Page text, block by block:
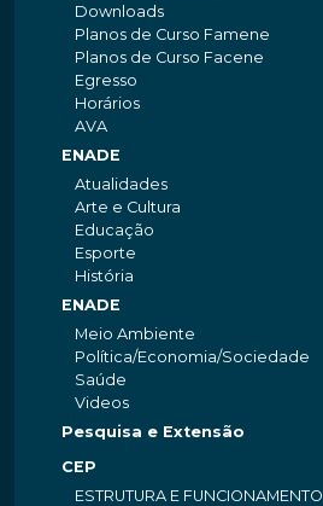
Downloads
Planos de Curso Famene
Planos de Curso Facene
Egresso
Horários
AVA
ENADE
Atualidades
Arte e Cultura
Educação
Esporte
História
ENADE
Meio Ambiente
Política/Economia/Sociedade
Saúde
Videos
Pesquisa e Extensão
CEP
ESTRUTURA E FUNCIONAMENTO